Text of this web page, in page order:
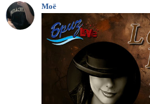
Моё